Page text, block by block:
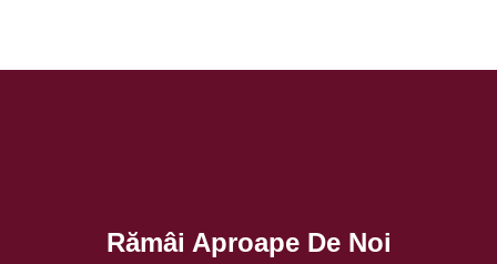
Rămâi Aproape De Noi